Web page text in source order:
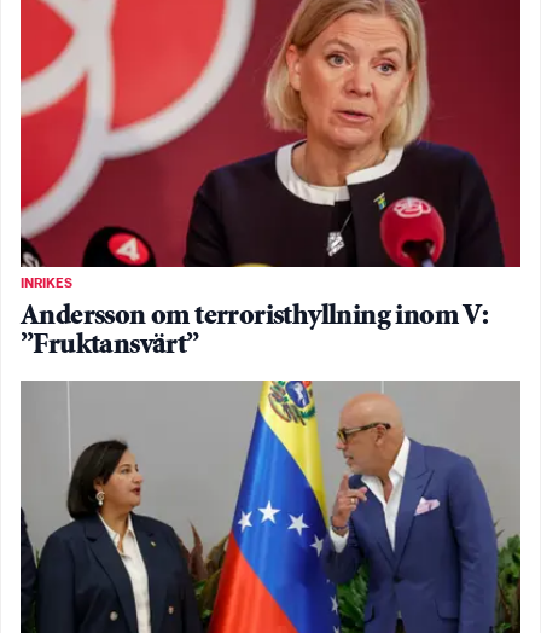
INRIKES
Andersson om terroristhyllning inom V:
”Fruktansvärt”